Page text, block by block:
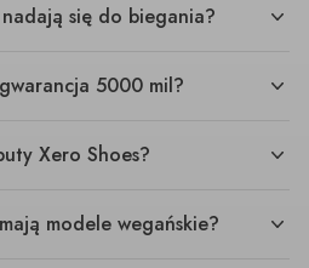
się do biegania?
5000 mil?
Xero Shoes?
modele wegańskie?